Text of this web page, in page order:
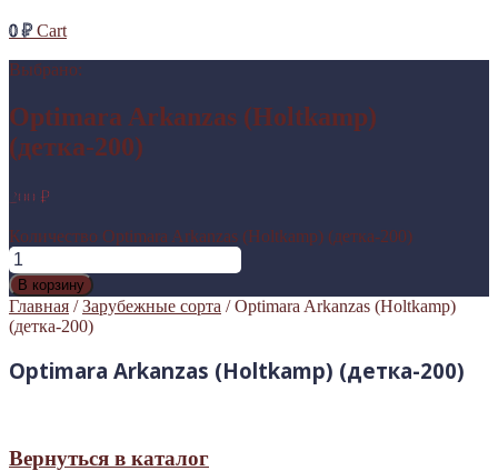
0₽ Cart
Выбрано:
Optimara Arkаnzas (Holtkamp)
(детка-200)
200 ₽
Количество Optimara Arkаnzas (Holtkamp) (детка-200)
В корзину
Главная /Зарубежные сорта / Optimara Arkаnzas (Holtkamp)
(детка-200)
Optimara Arkаnzas (Holtkamp) (детка-200)
Вернуться в каталог